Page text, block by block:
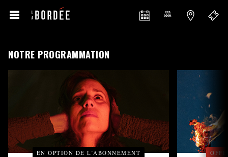
NOTRE PROGRAMMATION
EN OPTION DE L’ABONNEMENT